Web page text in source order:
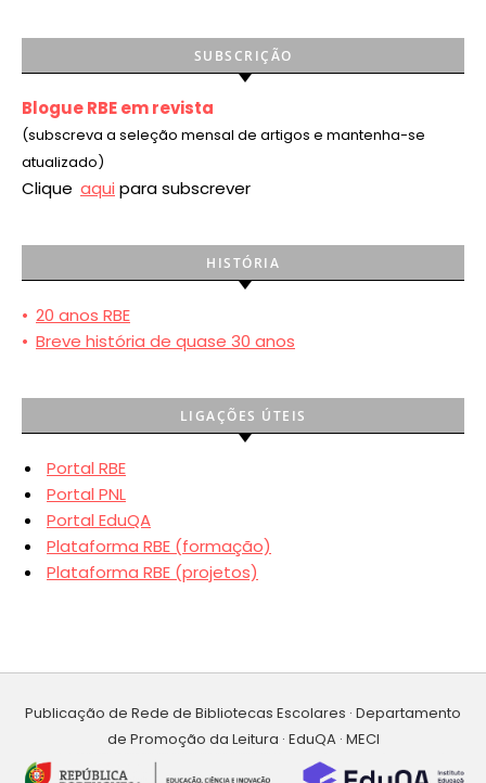
SUBSCRIÇÃO
Blogue RBE em revista
(subscreva a seleção mensal de artigos e mantenha-se
atualizado)
Clique aqui para subscrever
HISTÓRIA
• 20 anos RBE
• Breve história de quase 30 anos
LIGAÇÕES ÚTEIS
Portal RBE
Portal PNL
Portal EduQA
Plataforma RBE (formação)
Plataforma RBE (projetos)
Publicação de Rede de Bibliotecas Escolares · Departamento
de Promoção da Leitura · EduQA · MECI